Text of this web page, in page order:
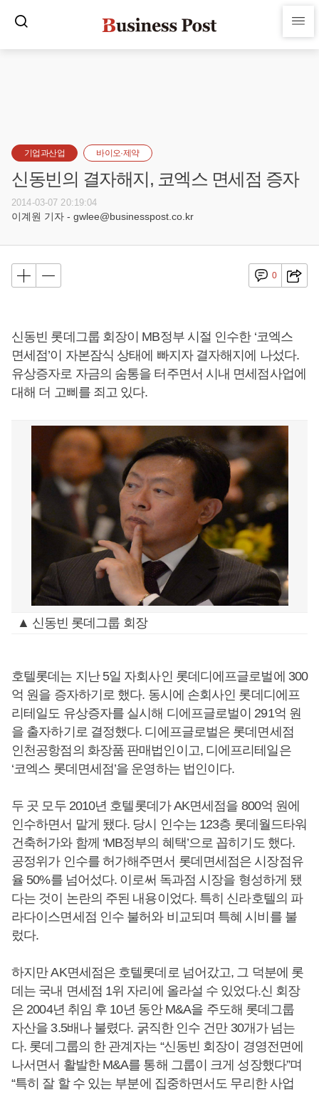
기업과산업 바이오·제약
신동빈의 결자해지, 코엑스 면세점 증자
2014-03-07 20:19:04
이계원 기자 - gwlee@businesspost.co.kr
0
신동빈 롯데그룹 회장이 MB정부 시절 인수한 ‘코엑스
면세점’이 자본잠식 상태에 빠지자 결자해지에 나섰다.
유상증자로 자금의 숨통을 터주면서 시내 면세점사업에
대해 더 고삐를 죄고 있다.
▲ 신동빈 롯데그룹 회장
호텔롯데는 지난 5일 자회사인 롯데디에프글로벌에 300
억 원을 증자하기로 했다. 동시에 손회사인 롯데디에프
리테일도 유상증자를 실시해 디에프글로벌이 291억 원
을 출자하기로 결정했다. 디에프글로벌은 롯데면세점
인천공항점의 화장품 판매법인이고, 디에프리테일은
‘코엑스 롯데면세점’을 운영하는 법인이다.
두 곳 모두 2010년 호텔롯데가 AK면세점을 800억 원에
인수하면서 맡게 됐다. 당시 인수는 123층 롯데월드타워
건축허가와 함께 ‘MB정부의 혜택’으로 꼽히기도 했다.
공정위가 인수를 허가해주면서 롯데면세점은 시장점유
율 50%를 넘어섰다. 이로써 독과점 시장을 형성하게 됐
다는 것이 논란의 주된 내용이었다. 특히 신라호텔의 파
라다이스면세점 인수 불허와 비교되며 특혜 시비를 불
렀다.
하지만 AK면세점은 호텔롯데로 넘어갔고, 그 덕분에 롯
데는 국내 면세점 1위 자리에 올라설 수 있었다.신 회장
은 2004년 취임 후 10년 동안 M&A을 주도해 롯데그룹
자산을 3.5배나 불렸다. 굵직한 인수 건만 30개가 넘는
다. 롯데그룹의 한 관계자는 “신동빈 회장이 경영전면에
나서면서 활발한 M&A를 통해 그룹이 크게 성장했다”며
“특히 잘 할 수 있는 부분에 집중하면서도 무리한 사업